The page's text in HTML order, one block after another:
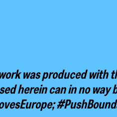
was produced with
herein can in no way